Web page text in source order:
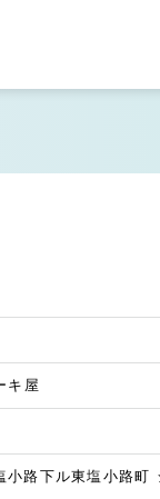
キ屋
小路下ル東塩小路町